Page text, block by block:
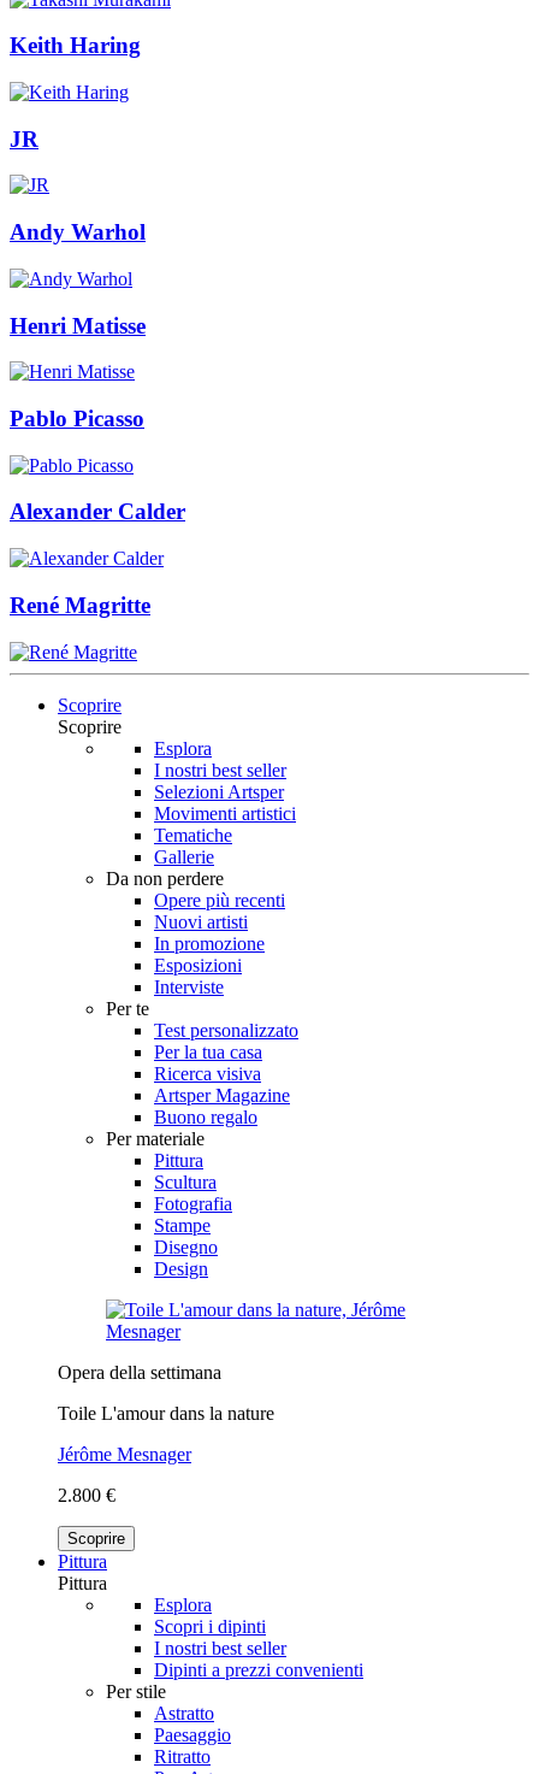
Keith Haring
JR
Andy Warhol
Henri Matisse
Pablo Picasso
Alexander Calder
René Magritte
Scoprire
Scoprire
Esplora
I nostri best seller
Selezioni Artsper
Movimenti artistici
Tematiche
Gallerie
Da non perdere
Opere più recenti
Nuovi artisti
In promozione
Esposizioni
Interviste
Per te
Test personalizzato
Per la tua casa
Ricerca visiva
Artsper Magazine
Buono regalo
Per materiale
Pittura
Scultura
Fotografia
Stampe
Disegno
Design
Opera della settimana
Toile L'amour dans la nature
Jérôme Mesnager
2.800 €
Scoprire
Pittura
Pittura
Esplora
Scopri i dipinti
I nostri best seller
Dipinti a prezzi convenienti
Per stile
Astratto
Paesaggio
Ritratto